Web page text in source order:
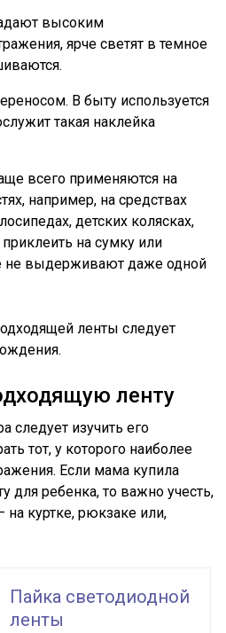
высоким
ярче светят в темное
В быту используется
такая наклейка
всего применяются на
например, на средствах
детских колясках,
на сумку или
не выдерживают даже одной
ленты следует
ленту
следует изучить его
тот, у которого наиболее
Если мама купила
для ребенка, то важно учесть,
на куртке, рюкзаке или,
Пайка светодиодной
ленты